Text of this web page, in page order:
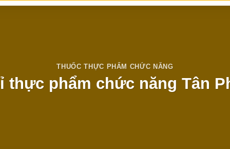
THUỐC THỰC PHẨM CHỨC NĂNG
thực phẩm chức năng Tân